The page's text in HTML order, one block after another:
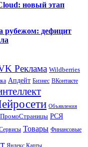
новый этап
рубежом: дефицит
Реклама Wildberries
Апдейт Бизнес ВКонтакте
Объявления
ПромоСтраницы РСЯ
Товары Финансовые
Яндекс.Карты